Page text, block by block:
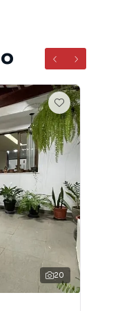
de todo o vasto
Lotérica e
Padre Pedro
o que
20